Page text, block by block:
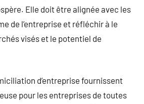
Elle doit être alignée avec les
de l’entreprise et réfléchir à le
visés et le potentiel de
d’entreprise fournissent
pour les entreprises de toutes